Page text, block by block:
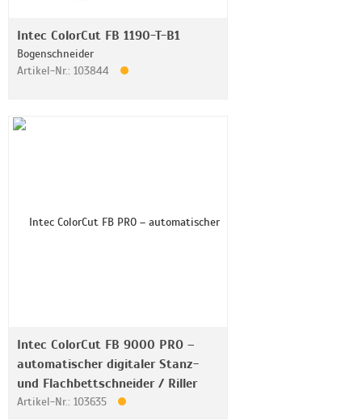
Intec ColorCut FB 1190-T-B1
Bogenschneider
Artikel-Nr.: 103844
Intec ColorCut FB 9000 PRO –
automatischer digitaler Stanz-
und Flachbettschneider / Riller
Artikel-Nr.: 103635